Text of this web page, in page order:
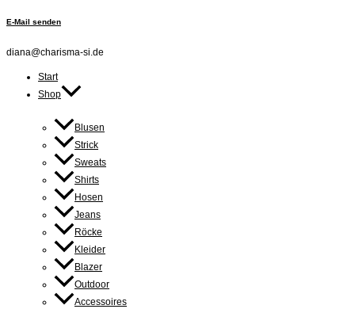
E-Mail senden
diana@charisma-si.de
Start
Shop
Blusen
Strick
Sweats
Shirts
Hosen
Jeans
Röcke
Kleider
Blazer
Outdoor
Accessoires